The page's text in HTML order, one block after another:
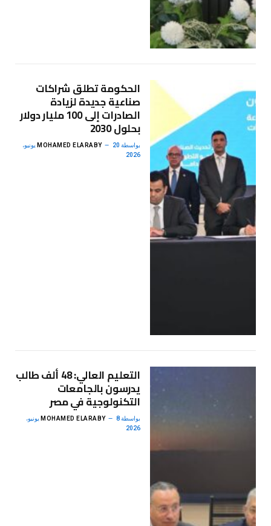
الحكومة تطلق شراكات
صناعية جديدة لزيادة
الصادرات إلى 100 مليار دولار
بحلول 2030
بواسطة MOHAMED ELARABY 20 يونيو،
2026
التعليم العالي: 48 ألف طالب
يدرسون بالجامعات
التكنولوجية في مصر
بواسطة MOHAMED ELARABY 8 يونيو،
2026